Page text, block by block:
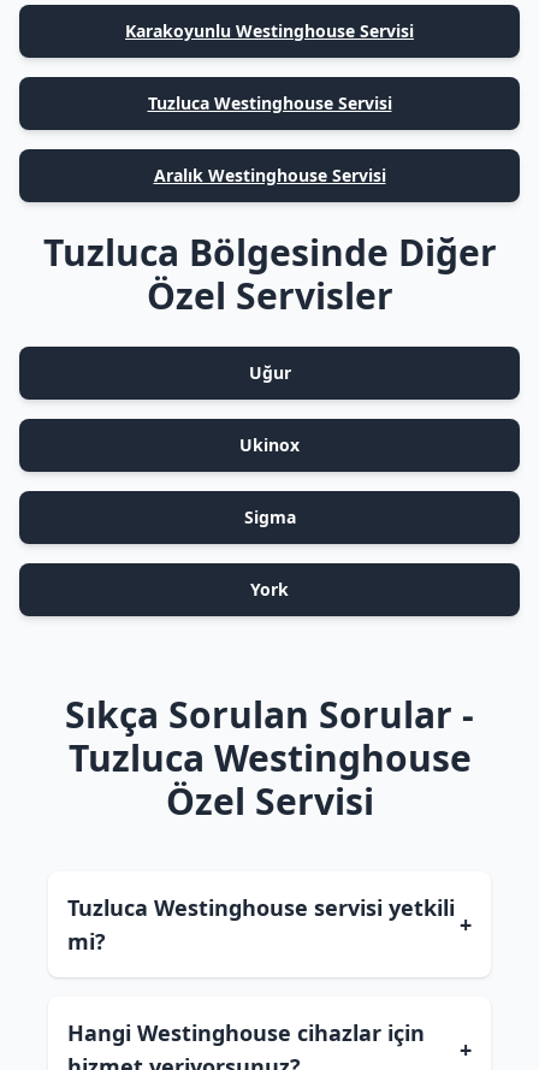
Karakoyunlu Westinghouse Servisi
Tuzluca Westinghouse Servisi
Aralık Westinghouse Servisi
Tuzluca Bölgesinde Diğer
Özel Servisler
Uğur
Ukinox
Sigma
York
Sıkça Sorulan Sorular -
Tuzluca Westinghouse
Özel Servisi
Tuzluca Westinghouse servisi yetkili
mi?
+
Hangi Westinghouse cihazlar için
+